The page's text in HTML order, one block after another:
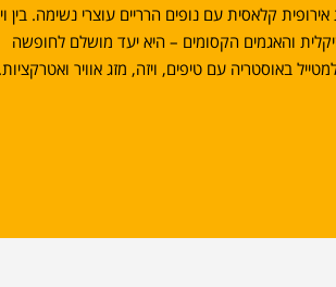
קלאסית עם נופים הרריים עוצרי נשימה. בין
והאגמים הקסומים – היא יעד מושלם לחופשה
באוסטריה עם טיפים, ויזה, מזג אוויר